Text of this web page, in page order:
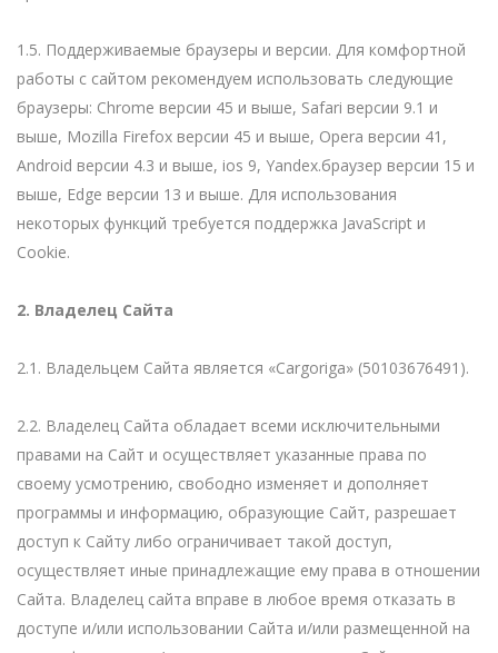
1.5. Поддерживаемые браузеры и версии. Для комфортной
работы с сайтом рекомендуем использовать следующие
браузеры: Chrome версии 45 и выше, Safari версии 9.1 и
выше, Mozilla Firefox версии 45 и выше, Opera версии 41,
Android версии 4.3 и выше, ios 9, Yandex.браузер версии 15 и
выше, Edge версии 13 и выше. Для использования
некоторых функций требуется поддержка JavaScript и
Cookie.
2. Владелец Сайта
2.1. Владельцем Сайта является «Cargoriga» (50103676491).
2.2. Владелец Сайта обладает всеми исключительными
правами на Сайт и осуществляет указанные права по
своему усмотрению, свободно изменяет и дополняет
программы и информацию, образующие Сайт, разрешает
доступ к Сайту либо ограничивает такой доступ,
осуществляет иные принадлежащие ему права в отношении
Сайта. Владелец сайта вправе в любое время отказать в
доступе и/или использовании Сайта и/или размещенной на